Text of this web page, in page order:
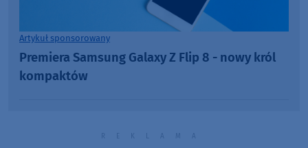
Artykuł sponsorowany
Premiera Samsung Galaxy Z Flip 8 - nowy król
kompaktów